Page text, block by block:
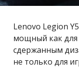
Lenovo Legion
мощный как для
сдержанным
не только для